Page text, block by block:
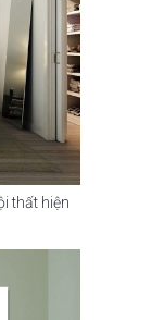
thất hiện